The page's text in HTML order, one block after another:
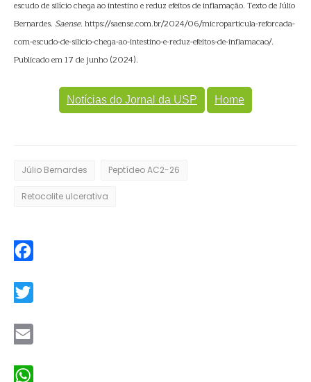
escudo de silício chega ao intestino e reduz efeitos de inflamação. Texto de Júlio
Bernardes. Saense. https://saense.com.br/2024/06/microparticula-reforcada-
com-escudo-de-silicio-chega-ao-intestino-e-reduz-efeitos-de-inflamacao/.
Publicado em 17 de junho (2024).
Notícias do Jornal da USP Home
Júlio Bernardes Peptídeo AC2-26
Retocolite ulcerativa